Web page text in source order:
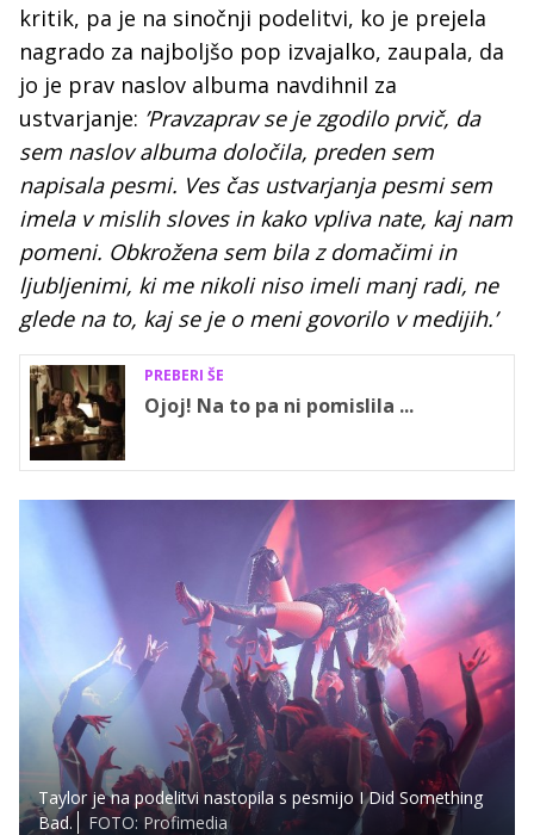
kritik, pa je na sinočnji podelitvi, ko je prejela
nagrado za najboljšo pop izvajalko, zaupala, da
jo je prav naslov albuma navdihnil za
ustvarjanje: ’Pravzaprav se je zgodilo prvič, da
sem naslov albuma določila, preden sem
napisala pesmi. Ves čas ustvarjanja pesmi sem
imela v mislih sloves in kako vpliva nate, kaj nam
pomeni. Obkrožena sem bila z domačimi in
ljubljenimi, ki me nikoli niso imeli manj radi, ne
glede na to, kaj se je o meni govorilo v medijih.’
PREBERI ŠE
Ojoj! Na to pa ni pomislila ...
Taylor je na podelitvi nastopila s pesmijo I Did Something
Bad.
FOTO: Profimedia